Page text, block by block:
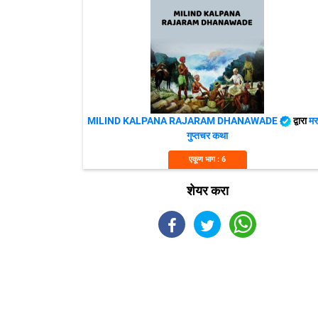
MILIND KALPANA RAJARAM DHANAWADE द्वारा
गुप्तचर कथा
एकूण भाग : 6
शेयर करा